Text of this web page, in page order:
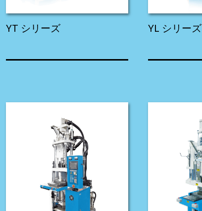
YT シリーズ YL シリーズ